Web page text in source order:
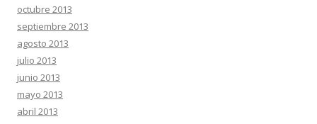
octubre 2013
septiembre 2013
agosto 2013
julio 2013
junio 2013
mayo 2013
abril 2013